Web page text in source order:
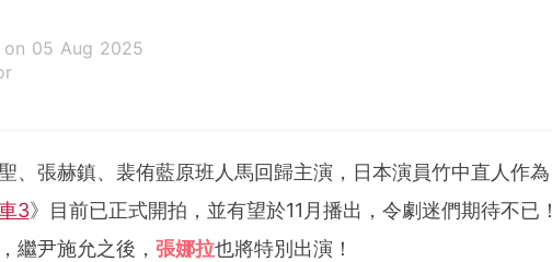
on 05 Aug 2025
、張赫鎮、裴侑藍原班人馬回歸主演，日本演員竹中直人作為
3》目前已正式開拍，並有望於11月播出，令劇迷們期待不已！
繼尹施允之後， 張娜拉也將特別出演！